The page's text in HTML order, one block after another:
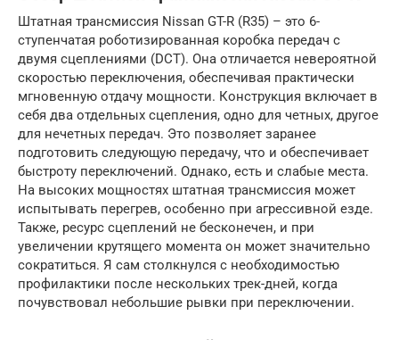
Штатная трансмиссия Nissan GT-R (R35) – это 6-
ступенчатая роботизированная коробка передач с
двумя сцеплениями (DCT). Она отличается невероятной
скоростью переключения, обеспечивая практически
мгновенную отдачу мощности. Конструкция включает в
себя два отдельных сцепления, одно для четных, другое
для нечетных передач. Это позволяет заранее
подготовить следующую передачу, что и обеспечивает
быстроту переключений. Однако, есть и слабые места.
На высоких мощностях штатная трансмиссия может
испытывать перегрев, особенно при агрессивной езде.
Также, ресурс сцеплений не бесконечен, и при
увеличении крутящего момента он может значительно
сократиться. Я сам столкнулся с необходимостью
профилактики после нескольких трек-дней, когда
почувствовал небольшие рывки при переключении.